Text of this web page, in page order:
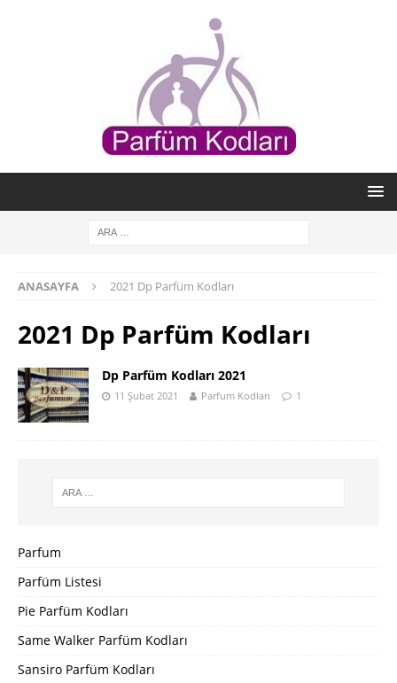
ANASAYFA 2021 Dp Parfüm Kodları
2021 Dp Parfüm Kodları
Dp Parfüm Kodları 2021
11 Şubat 2021 Parfum Kodları 1
Parfum
Parfüm Listesi
Pie Parfüm Kodları
Same Walker Parfüm Kodları
Sansiro Parfüm Kodları